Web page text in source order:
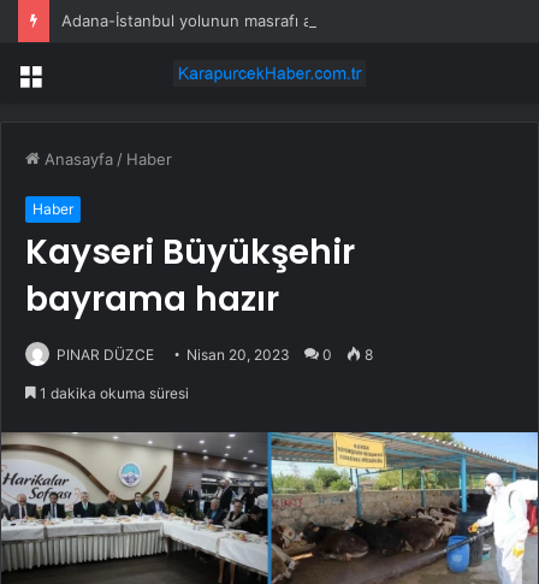
Adana-İstanbul yolunun masrafı asgari ücreti geçti
Menü
Anasayfa / Haber
Haber
Kayseri Büyükşehir
bayrama hazır
PINAR DÜZCE Nisan 20, 2023 0 8
1 dakika okuma süresi